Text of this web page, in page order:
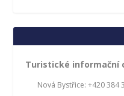
Turistické informační
Nová Bystřice: +420 384